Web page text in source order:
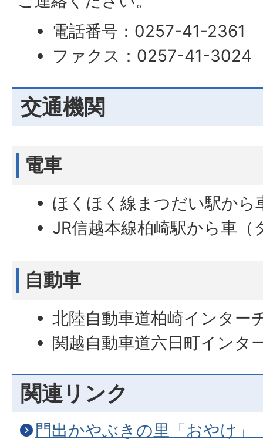
電話番号：0257-41-2361
ファクス：0257-41-3024
交通機関
電車
ほくほく線まつだい駅か
JR信越本線柏崎駅から車
自動車
北陸自動車道柏崎インター
関越自動車道六日町インタ
関連リンク
門出かやぶきの里「おやけ」